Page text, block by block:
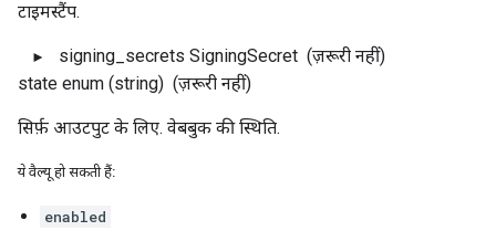
टाइमस्टैंप.
signing_secrets SigningSecret (ज़रूरी नहीं)
state enum (string) (ज़रूरी नहीं)
सिर्फ़ आउटपुट के लिए. वेबबुक की स्थिति.
ये वैल्यू हो सकती हैं:
enabled